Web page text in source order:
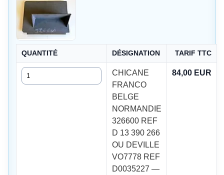
QUANTITÉ DÉSIGNATION TARIF TTC
Quantité
CHICANE
FRANCO
BELGE
NORMANDIE
326600 REF
D 13 390 266
OU DEVILLE
VO7778 REF
D0035227 —
84,00 EUR